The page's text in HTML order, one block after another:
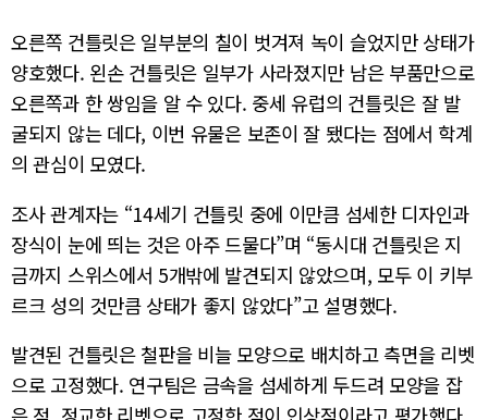
오른쪽 건틀릿은 일부분의 칠이 벗겨져 녹이 슬었지만 상태가
양호했다. 왼손 건틀릿은 일부가 사라졌지만 남은 부품만으로
오른쪽과 한 쌍임을 알 수 있다. 중세 유럽의 건틀릿은 잘 발
굴되지 않는 데다, 이번 유물은 보존이 잘 됐다는 점에서 학계
의 관심이 모였다.
조사 관계자는 “14세기 건틀릿 중에 이만큼 섬세한 디자인과
장식이 눈에 띄는 것은 아주 드물다”며 “동시대 건틀릿은 지
금까지 스위스에서 5개밖에 발견되지 않았으며, 모두 이 키부
르크 성의 것만큼 상태가 좋지 않았다”고 설명했다.
발견된 건틀릿은 철판을 비늘 모양으로 배치하고 측면을 리벳
으로 고정했다. 연구팀은 금속을 섬세하게 두드려 모양을 잡